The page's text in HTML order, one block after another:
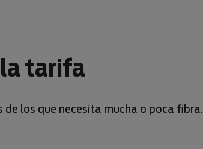
la tarifa
los que necesita mucha o poca fibra.